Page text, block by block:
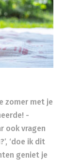
zomer met je
-
ook vragen
‘doe ik dit
geniet je